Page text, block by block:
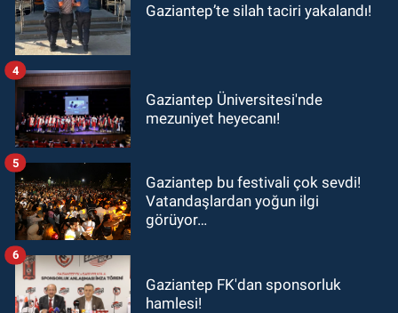
Gaziantep’te silah taciri yakalandı!
Gaziantep Üniversitesi'nde
mezuniyet heyecanı!
4
Gaziantep bu festivali çok sevdi!
Vatandaşlardan yoğun ilgi
görüyor…
5
Gaziantep FK'dan sponsorluk
hamlesi!
6